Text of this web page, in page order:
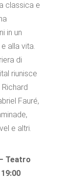
classica e
in un
alla vita.
di
riunisce
Fauré,
e altri.
Teatro